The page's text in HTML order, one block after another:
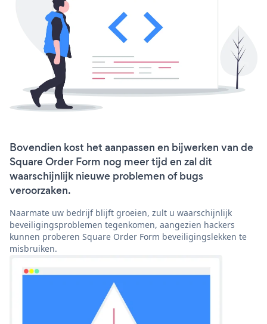
Bovendien kost het aanpassen en bijwerken van de
Square Order Form nog meer tijd en zal dit
waarschijnlijk nieuwe problemen of bugs
veroorzaken.
Naarmate uw bedrijf blijft groeien, zult u waarschijnlijk
beveiligingsproblemen tegenkomen, aangezien hackers
kunnen proberen Square Order Form beveiligingslekken te
misbruiken.